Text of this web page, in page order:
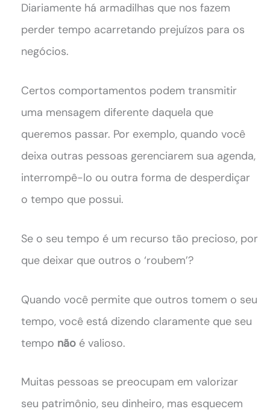
Diariamente há armadilhas que nos fazem
perder tempo acarretando prejuízos para os
negócios.
Certos comportamentos podem transmitir
uma mensagem diferente daquela que
queremos passar. Por exemplo, quando você
deixa outras pessoas gerenciarem sua agenda,
interrompê-lo ou outra forma de desperdiçar
o tempo que possui.
Se o seu tempo é um recurso tão precioso, por
que deixar que outros o ‘roubem’?
Quando você permite que outros tomem o seu
tempo, você está dizendo claramente que seu
tempo não é valioso.
Muitas pessoas se preocupam em valorizar
seu patrimônio, seu dinheiro, mas esquecem